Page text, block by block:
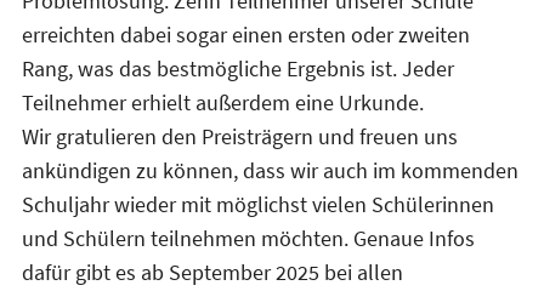
erreichten dabei sogar einen ersten oder zweiten
Rang, was das bestmögliche Ergebnis ist. Jeder
Teilnehmer erhielt außerdem eine Urkunde.
Wir gratulieren den Preisträgern und freuen uns
ankündigen zu können, dass wir auch im kommenden
Schuljahr wieder mit möglichst vielen Schülerinnen
und Schülern teilnehmen möchten. Genaue Infos
dafür gibt es ab September 2025 bei allen